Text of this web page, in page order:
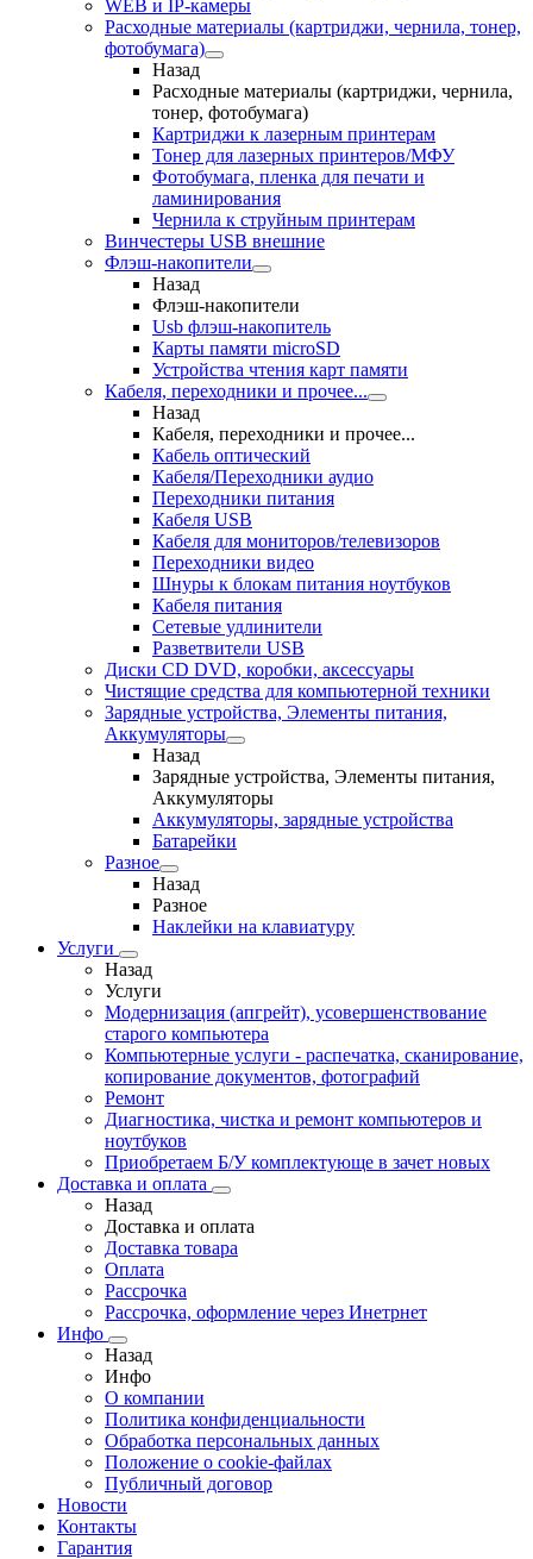
WEB и IP-камеры
Расходные материалы (картриджи, чернила, тонер,
фотобумага)
Назад
Расходные материалы (картриджи, чернила,
тонер, фотобумага)
Картриджи к лазерным принтерам
Тонер для лазерных принтеров/МФУ
Фотобумага, пленка для печати и
ламинирования
Чернила к струйным принтерам
Винчестеры USB внешние
Флэш-накопители
Назад
Флэш-накопители
Usb флэш-накопитель
Карты памяти microSD
Устройства чтения карт памяти
Кабеля, переходники и прочее...
Назад
Кабеля, переходники и прочее...
Кабель оптический
Кабеля/Переходники аудио
Переходники питания
Кабеля USB
Кабеля для мониторов/телевизоров
Переходники видео
Шнуры к блокам питания ноутбуков
Кабеля питания
Сетевые удлинители
Разветвители USB
Диски CD DVD, коробки, аксессуары
Чистящие средства для компьютерной техники
Зарядные устройства, Элементы питания,
Аккумуляторы
Назад
Зарядные устройства, Элементы питания,
Аккумуляторы
Аккумуляторы, зарядные устройства
Батарейки
Разное
Назад
Разное
Наклейки на клавиатуру
Услуги
Назад
Услуги
Модернизация (апгрейт), усовершенствование
старого компьютера
Компьютерные услуги - распечатка, сканирование,
копирование документов, фотографий
Ремонт
Диагностика, чистка и ремонт компьютеров и
ноутбуков
Приобретаем Б/У комплектующе в зачет новых
Доставка и оплата
Назад
Доставка и оплата
Доставка товара
Оплата
Рассрочка
Рассрочка, оформление через Инетрнет
Инфо
Назад
Инфо
О компании
Политика конфиденциальности
Обработка персональных данных
Положение о cookie-файлах
Публичный договор
Новости
Контакты
Гарантия